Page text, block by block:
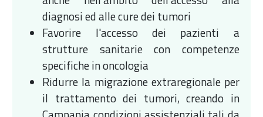
diagnosi ed alle cure dei tumori
Favorire l'accesso dei pazienti a
strutture sanitarie con competenze
specifiche in oncologia
Ridurre la migrazione extraregionale per
il trattamento dei tumori, creando in